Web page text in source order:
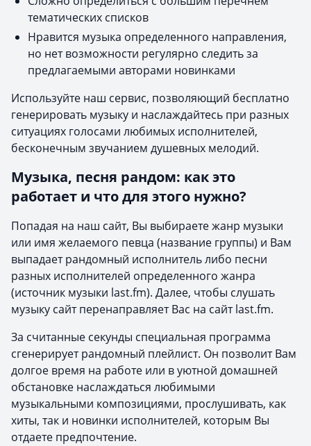
тематических списков
Нравится музыка определенного направления,
но нет возможности регулярно следить за
предлагаемыми авторами новинками
Используйте наш сервис, позволяющий бесплатно
генерировать музыку и наслаждайтесь при разных
ситуациях голосами любимых исполнителей,
бесконечным звучанием душевных мелодий.
Музыка, песня рандом: как это
работает и что для этого нужно?
Попадая на наш сайт, Вы выбираете жанр музыки
или имя желаемого певца (название группы) и Вам
выпадает рандомный исполнитель либо песни
разных исполнителей определенного жанра
(источник музыки last.fm). Далее, чтобы слушать
музыку сайт перенаправляет Вас на сайт last.fm.
За считанные секунды специальная программа
сгенерирует рандомный плейлист. Он позволит Вам
долгое время на работе или в уютной домашней
обстановке наслаждаться любимыми
музыкальными композициями, прослушивать, как
хиты, так и новинки исполнителей, которым Вы
отдаете предпочтение.